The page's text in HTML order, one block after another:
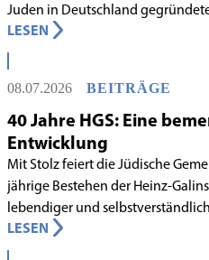
Juden in Deutschland
Deutschland mit Wirkung zum 1.
Rabbinatsgericht aufgenommen.
LESEN
08.07.2026 BEITRÄGE
40 Jahre HGS: Eine
Entwicklung
Mit Stolz feiert die Jüdische
jährige Bestehen der Heinz-
lebendiger und
Lebens in Berlin gilt, begann in
schwierigen Voraussetzungen.
LESEN